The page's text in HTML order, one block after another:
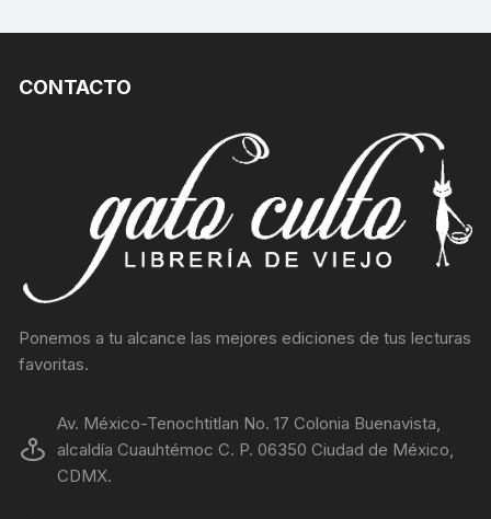
CONTACTO
Ponemos a tu alcance las mejores ediciones de tus lecturas
favoritas.
Av. México-Tenochtitlan No. 17 Colonia Buenavista,
alcaldía Cuauhtémoc C. P. 06350 Ciudad de México,
CDMX.